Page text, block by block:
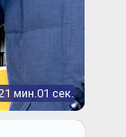
кв. м);
мин.01 сек.